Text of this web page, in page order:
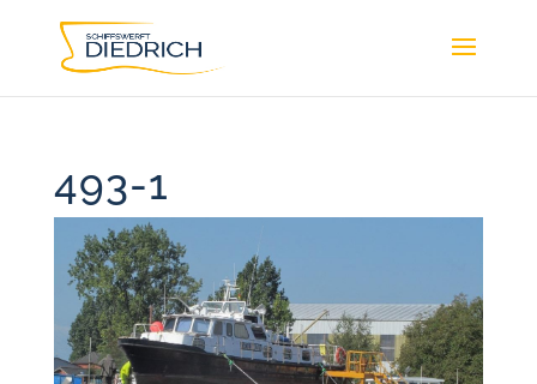
493-1